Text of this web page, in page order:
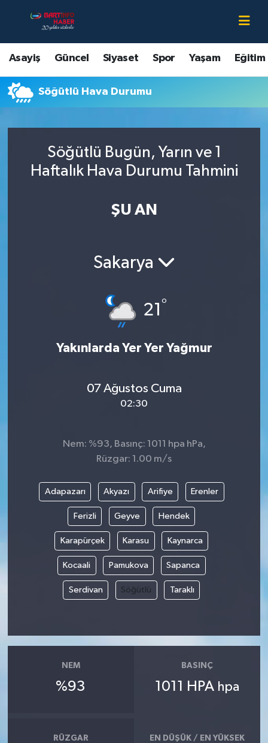
Asayiş Güncel Siyaset Spor Yaşam Eğitim
Söğütlü Hava Durumu
Söğütlü Bugün, Yarın ve 1
Haftalık Hava Durumu Tahmini
ŞU AN
Sakarya
21 °
Yakınlarda Yer Yer Yağmur
07 Ağustos Cuma
02:30
Nem: %93, Basınç: 1011 hpa hPa,
Rüzgar: 1.00 m/s
Adapazarı Akyazı Arifiye Erenler
Ferizli Geyve Hendek
Karapürçek Karasu Kaynarca
Kocaali Pamukova Sapanca
Serdivan Söğütlü Taraklı
NEM
%93
BASINÇ
1011 HPA hpa
RÜZGAR EN DÜŞÜK / EN YÜKSEK
Asayiş
Bartın Hakkında
Çevre
Ekonomi
Sinema
Sivil Toplum
Turizm
Yaşam
Yerel Yönetimler
DÜNYA
Bartın Nöbetçi Eczaneler
Bartın Hava Durumu
Bartin Namaz Vakitleri
Süper Lig Puan Durumu ve Fikstür